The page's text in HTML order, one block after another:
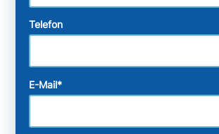
Telefon
E-Mail*